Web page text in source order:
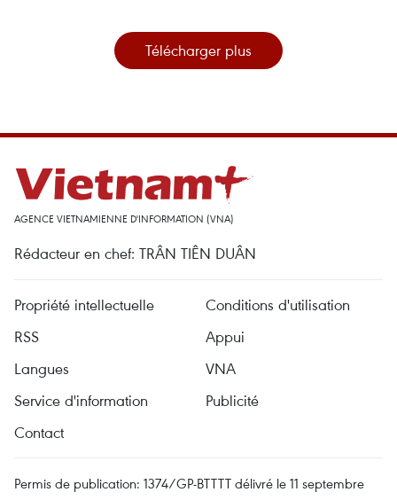
Télécharger plus
AGENCE VIETNAMIENNE D'INFORMATION (VNA)
Rédacteur en chef: TRÂN TIÊN DUÂN
Propriété intellectuelle
Conditions d'utilisation
RSS
Appui
Langues
VNA
Service d'information
Publicité
Contact
Permis de publication: 1374/GP-BTTTT délivré le 11 septembre